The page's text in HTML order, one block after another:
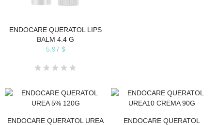
ENDOCARE QUERATOL LIPS
BALM 4.4 G
5,97 $
ENDOCARE QUERATOL UREA
ENDOCARE QUERATOL